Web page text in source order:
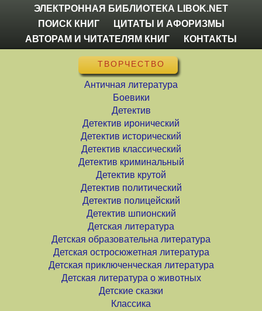
ЭЛЕКТРОННАЯ БИБЛИОТЕКА LIBOK.NET
ПОИСК КНИГ
ЦИТАТЫ И АФОРИЗМЫ
АВТОРАМ И ЧИТАТЕЛЯМ КНИГ
КОНТАКТЫ
ТВОРЧЕСТВО
Античная литература
Боевики
Детектив
Детектив иронический
Детектив исторический
Детектив классический
Детектив криминальный
Детектив крутой
Детектив политический
Детектив полицейский
Детектив шпионский
Детская литература
Детская образовательна литература
Детская остросюжетная литература
Детская приключенческая литература
Детская литература о животных
Детские сказки
Классика